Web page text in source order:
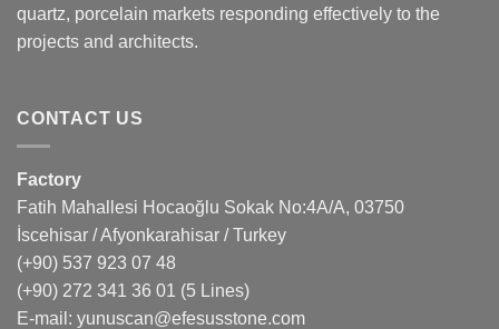
quartz, porcelain markets responding effectively to the
projects and architects.
CONTACT US
Factory
Fatih Mahallesi Hocaoğlu Sokak No:4A/A, 03750
İscehisar / Afyonkarahisar / Turkey
(+90) 537 923 07 48
(+90) 272 341 36 01 (5 Lines)
E-mail: yunuscan@efesusstone.com